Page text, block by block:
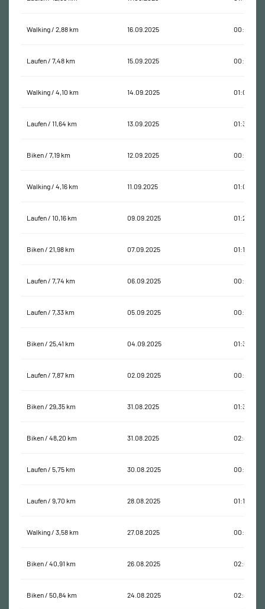
Walking / 2,88 km 16.09.2025 00:37:30
Laufen / 7,48 km 15.09.2025 00:57:30
Walking / 4,10 km 14.09.2025 01:09:24
Laufen / 11,64 km 13.09.2025 01:37:00
Biken / 7,19 km 12.09.2025 00:32:14
Walking / 4,16 km 11.09.2025 01:07:38
Laufen / 10,16 km 09.09.2025 01:26:55
Biken / 21,98 km 07.09.2025 01:13:19
Laufen / 7,74 km 06.09.2025 00:55:02
Laufen / 7,33 km 05.09.2025 00:58:39
Biken / 25,41 km 04.09.2025 01:30:58
Laufen / 7,87 km 02.09.2025 00:58:09
Biken / 29,35 km 31.08.2025 01:37:37
Biken / 48,20 km 31.08.2025 02:49:31
Laufen / 5,75 km 30.08.2025 00:45:05
Laufen / 9,70 km 28.08.2025 01:15:34
Walking / 3,58 km 27.08.2025 00:50:02
Biken / 40,91 km 26.08.2025 02:06:15
Biken / 50,84 km 24.08.2025 02:43:09